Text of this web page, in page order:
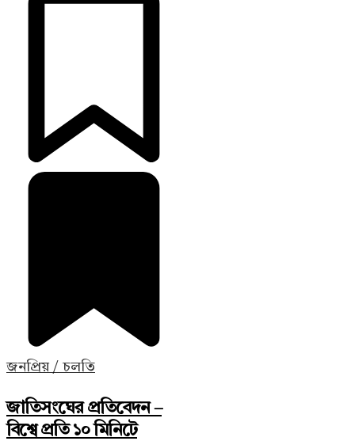
জনপ্রিয় / চলতি
জাতিসংঘের প্রতিবেদন –
বিশ্বে প্রতি ১০ মিনিটে